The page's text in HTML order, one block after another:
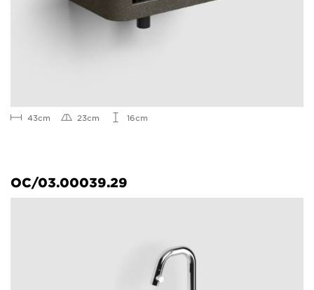
43cm 23cm 16cm
OC/03.00039.29